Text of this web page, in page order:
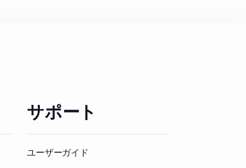
サポート
ユーザーガイド